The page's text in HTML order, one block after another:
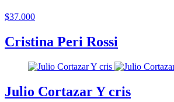
$37.000
Cristina Peri Rossi
Julio Cortazar Y cris